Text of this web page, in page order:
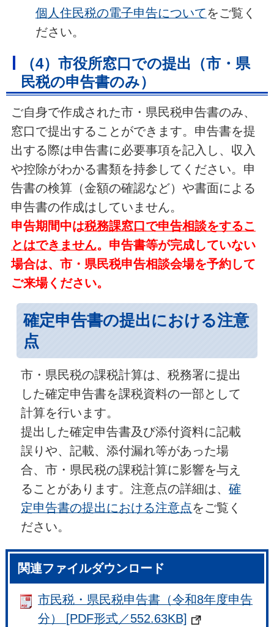
個人住民税の電子申告についてをご覧く
ださい。
（4）市役所窓口での提出（市・県
民税の申告書のみ）
ご自身で作成された市・県民税申告書のみ、
窓口で提出することができます。申告書を提
出する際は申告書に必要事項を記入し、収入
や控除がわかる書類を持参してください。申
告書の検算（金額の確認など）や書面による
申告書の作成はしていません。
申告期間中は税務課窓口で申告相談をするこ
とはできません。 申告書等が完成していない
場合は、市・県民税申告相談会場を予約して
ご来場ください。
確定申告書の提出における注意
点
市・県民税の課税計算は、税務署に提出
した確定申告書を課税資料の一部として
計算を行います。
提出した確定申告書及び添付資料に記載
誤りや、記載、添付漏れ等があった場
合、市・県民税の課税計算に影響を与え
ることがあります。注意点の詳細は、確
定申告書の提出における注意点をご覧く
ださい。
関連ファイルダウンロード
市民税・県民税申告書（令和8年度申告
分） [PDF形式／552.63KB]